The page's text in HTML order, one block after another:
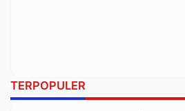
TERPOPULER